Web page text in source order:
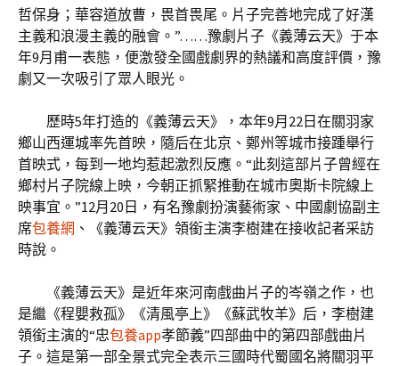
哲保身；華容道放曹，畏首畏尾。片子完善地完成了好漢
主義和浪漫主義的融會。”……豫劇片子《義薄云天》于本
年9月甫一表態，便激發全國戲劇界的熱議和高度評價，豫
劇又一次吸引了眾人眼光。
歷時5年打造的《義薄云天》，本年9月22日在關羽家
鄉山西運城率先首映，隨后在北京、鄭州等城市接踵舉行
首映式，每到一地均惹起激烈反應。“此刻這部片子曾經在
鄉村片子院線上映，今朝正抓緊推動在城市奧斯卡院線上
映事宜。”12月20日，有名豫劇扮演藝術家、中國劇協副主
席包養網 、《義薄云天》領銜主演李樹建在接收記者采訪
時說。
《義薄云天》是近年來河南戲曲片子的岑嶺之作，也
是繼《程嬰救孤》《清風亭上》《蘇武牧羊》后，李樹建
領銜主演的“忠包養app孝節義”四部曲中的第四部戲曲片
子。這是第一部全景式完全表示三國時代蜀國名將關羽平